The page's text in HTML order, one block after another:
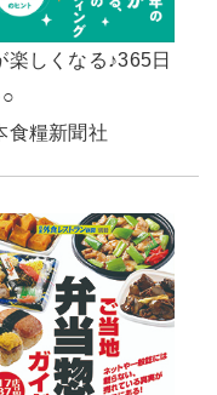
楽しくなる♪365日
食糧新聞社